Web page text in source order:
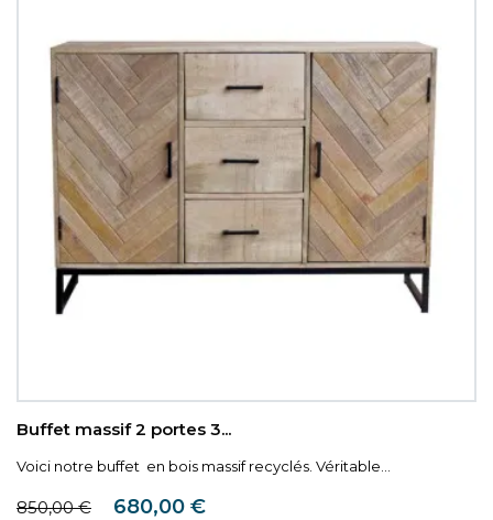
Buffet massif 2 portes 3...
Voici notre buffet en bois massif recyclés. Véritable...
Prix de base
850,00 € Prix
680,00 €